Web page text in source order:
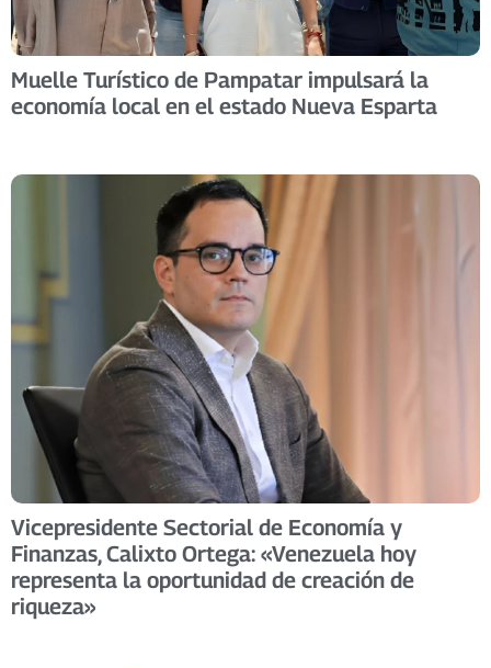
Muelle Turístico de Pampatar impulsará la
economía local en el estado Nueva Esparta
Vicepresidente Sectorial de Economía y
Finanzas, Calixto Ortega: «Venezuela hoy
representa la oportunidad de creación de
riqueza»